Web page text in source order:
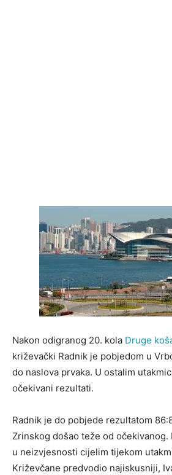
Nakon odigranog 20. kola Druge
križevački Radnik je pobjedom u
do naslova prvaka. U ostalim
očekivani rezultati.
Radnik je do pobjede rezultatom
Zrinskog došao teže od
u neizvjesnosti cijelim tijekom
Križevčane predvodio najiskusniji,